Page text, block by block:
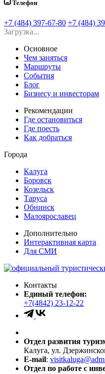
Телефон
+7 (484) 397-67-80 +7 (484)
Загрузка...
Основное
Чем заняться
Маршруты
События
Блог
Бизнесу и инвесторам
Рекомендации
Где остановиться
Где поесть
Как добраться
Города
Калуга
Боровск
Козельск
Таруса
Обнинск
Малоярославец
Дополнительно
Интерактивная карта
Для СМИ
Контакты
Единый телефон:
+7(4842) 23-12-22
Отдел развития
Калуга, ул.
E-mail:
Отдел по работе с